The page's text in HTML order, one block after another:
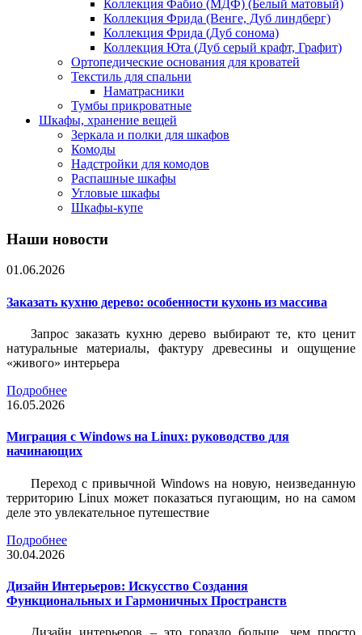
Коллекция Фабио (МДФ) (Белый матовый)
Коллекция Фрида (Венге, Дуб линдберг)
Коллекция Фрида (Дуб сонома)
Коллекция Юта (Дуб серый крафт, Графит)
Ортопедические основания для кроватей
Текстиль для спальни
Наматрасники
Тумбы прикроватные
Шкафы, хранение вещей
Зеркала и полки для шкафов
Комоды
Надстройки для комодов
Распашные шкафы
Угловые шкафы
Шкафы-купе
Наши новости
01.06.2026
Заказать кухню дерево: особенности кухонь из массива
Запрос заказать кухню дерево выбирают те, кто ценит
натуральные материалы, фактуру древесины и ощущение
«живого» интерьера
Подробнее
16.05.2026
Миграция с Windows на Linux: руководство для
начинающих
Переход с привычной Windows на новую, неизведанную
территорию Linux может показаться пугающим, но на самом
деле это увлекательное путешествие
Подробнее
30.04.2026
Дизайн Интерьеров: Искусство Создания
Функциональных и Гармоничных Пространств
Дизайн интерьеров – это гораздо больше, чем просто